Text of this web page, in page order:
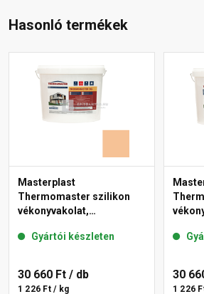
Hasonló termékek
Masterplast
Thermomaster szilikon
vékonyvakolat,
04-C 25 kg
Gyártói készleten
30 660 Ft / db
1 226 Ft / kg
30
1 226